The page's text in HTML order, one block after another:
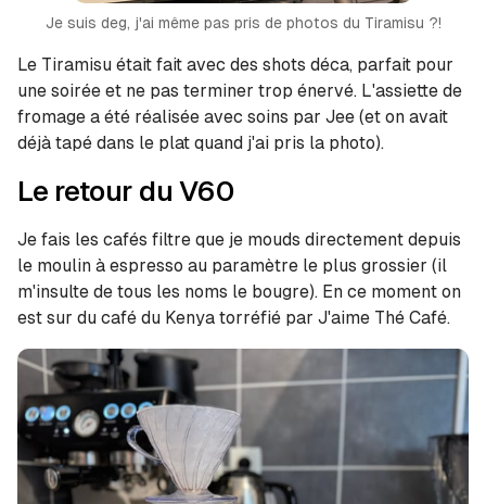
Je suis deg, j'ai même pas pris de photos du Tiramisu ?!
Le Tiramisu était fait avec des shots déca, parfait pour
une soirée et ne pas terminer trop énervé. L'assiette de
fromage a été réalisée avec soins par Jee (et on avait
déjà tapé dans le plat quand j'ai pris la photo).
Le retour du V60
Je fais les cafés filtre que je mouds directement depuis
le moulin à espresso au paramètre le plus grossier (il
m'insulte de tous les noms le bougre). En ce moment on
est sur du café du Kenya torréfié par J'aime Thé Café.